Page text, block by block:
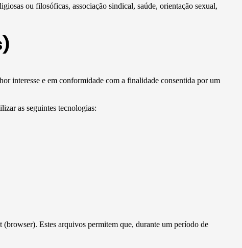
ou filosóficas, associação sindical, saúde, orientação sexual,
interesse e em conformidade com a finalidade consentida por um
as seguintes tecnologias:
(browser). Estes arquivos permitem que, durante um período de